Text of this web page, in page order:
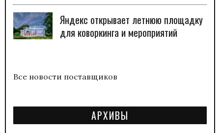
Яндекс открывает летнюю площадку
для коворкинга и мероприятий
Все новости поставщиков
АРХИВЫ